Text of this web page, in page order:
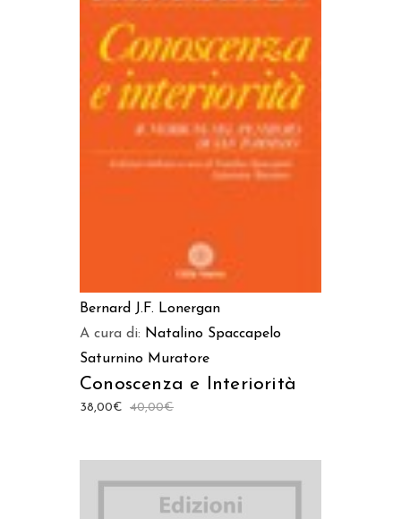
AGGIUNGI AL CARRELLO
Bernard J.F. Lonergan
A cura di: Natalino Spaccapelo
Saturnino Muratore
Conoscenza e Interiorità
40,00€
38,00€